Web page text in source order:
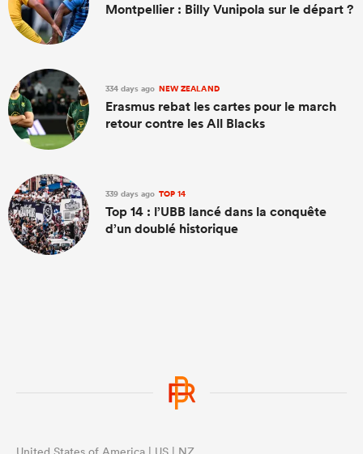
Montpellier : Billy Vunipola sur le départ ?
334 days ago NEW ZEALAND
Erasmus rebat les cartes pour le march
retour contre les All Blacks
339 days ago TOP 14
Top 14 : l’UBB lancé dans la conquête
d’un doublé historique